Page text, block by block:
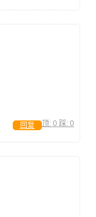
顶: 0 踩: 0
回复